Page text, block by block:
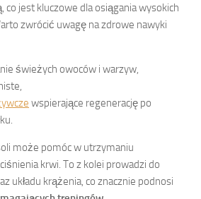
co jest kluczowe dla osiągania wysokich
zwrócić uwagę na zdrowe nawyki
świeżych owoców i warzyw,
wspierające regenerację po
może pomóc w utrzymaniu
krwi. To z kolei prowadzi do
układu krążenia, co znacznie podnosi